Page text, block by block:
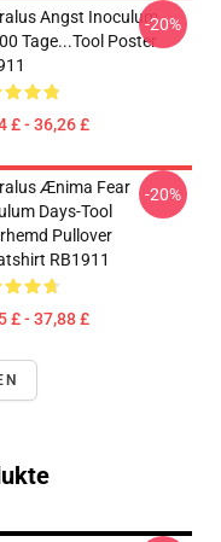
Angst Inoculum
Tage...tool Poster
£ - 36,26 £
-20%
Ænima Fear
Days-Tool
Pullover
RB1911
£ - 37,88 £
-20%